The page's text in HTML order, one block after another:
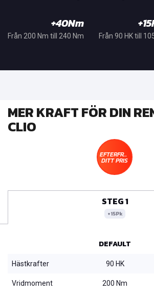
+40Nm
Från 200 Nm till 240 Nm Från 90 HK till
MER KRAFT FÖR DIN
CLIO
EFTERFRÅGA
DITT PRIS
STEG 1
+15Pk
DEFAULT
Hästkrafter 90 HK
Vridmoment 200 Nm